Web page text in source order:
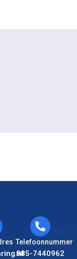
Telefoonnummer
085-7440962